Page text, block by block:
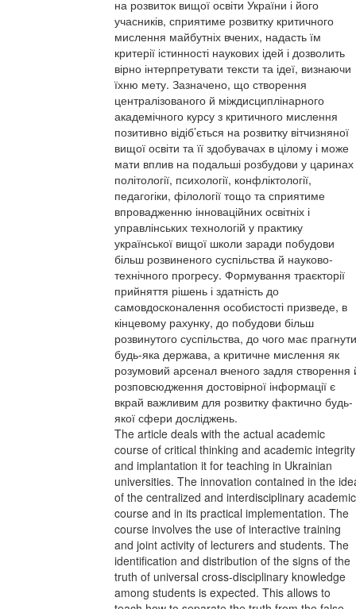
на розвиток вищої освіти України і його
учасників, сприятиме розвитку критичного
мислення майбутніх вчених, надасть їм
критерії істинності наукових ідей і дозволить
вірно інтерпретувати тексти та ідеї, визнаючи
їхню мету. Зазначено, що створення
централізованого й міждисциплінарного
академічного курсу з критичного мислення
позитивно відіб’ється на розвитку вітчизняної
вищої освіти та її здобувачах в цілому і може
мати вплив на подальші розбудови у царинах
політології, психології, конфліктології,
педагогіки, філології тощо та сприятиме
впровадженню інноваційних освітніх і
управлінських технологій у практику
української вищої школи заради побудови
більш розвиненого суспільства й науково-
технічного прогресу. Формування траєкторії
прийняття рішень і здатність до
самовдосконалення особистості призведе, в
кінцевому рахунку, до побудови більш
розвинутого суспільства, до чого має прагнути
будь-яка держава, а критичне мислення як
розумовий арсенал вченого задля створення
розповсюдження достовірної інформації є
вкрай важливим для розвитку фактично будь-
якої сфери досліджень.
The article deals with the actual academic
course of critical thinking and academic integrity
and implantation it for teaching in Ukrainian
universities. The innovation contained in the
of the centralized and interdisciplinary academic
course and in its practical implementation. The
course involves the use of interactive training
and joint activity of lecturers and students. The
identification and distribution of the signs of the
truth of universal cross-disciplinary knowledge
among students is expected. This allows to